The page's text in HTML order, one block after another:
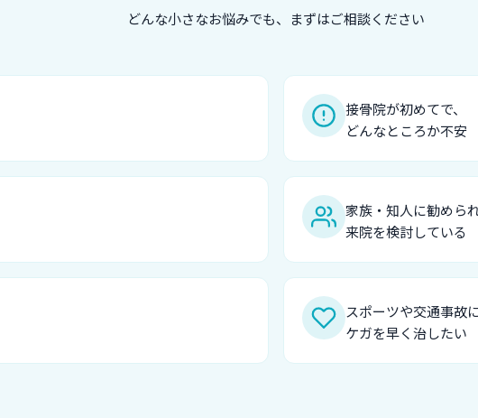
どんな小さなお悩みでも、まずはご相談ください
接骨院が初めてで、
どんなところか不安
家族・知人に勧めら
来院を検討している
スポーツや交通事故
ケガを早く治したい